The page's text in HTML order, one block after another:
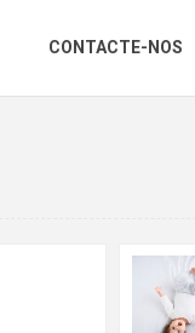
CONTACTE-NOS